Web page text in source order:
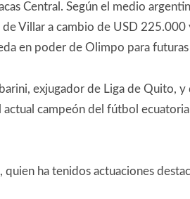
Central. Según el medio
Villar a cambio de USD
en poder de Olimpo para
exjugador de Liga de Quito, y
campeón del fútbol
ha tenidos actuaciones